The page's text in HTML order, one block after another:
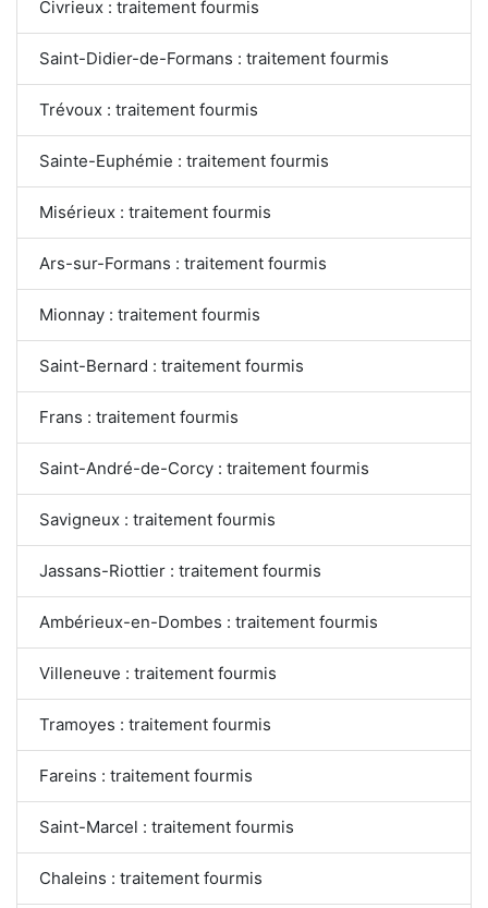
Civrieux : traitement fourmis
Saint-Didier-de-Formans : traitement fourmis
Trévoux : traitement fourmis
Sainte-Euphémie : traitement fourmis
Misérieux : traitement fourmis
Ars-sur-Formans : traitement fourmis
Mionnay : traitement fourmis
Saint-Bernard : traitement fourmis
Frans : traitement fourmis
Saint-André-de-Corcy : traitement fourmis
Savigneux : traitement fourmis
Jassans-Riottier : traitement fourmis
Ambérieux-en-Dombes : traitement fourmis
Villeneuve : traitement fourmis
Tramoyes : traitement fourmis
Fareins : traitement fourmis
Saint-Marcel : traitement fourmis
Chaleins : traitement fourmis